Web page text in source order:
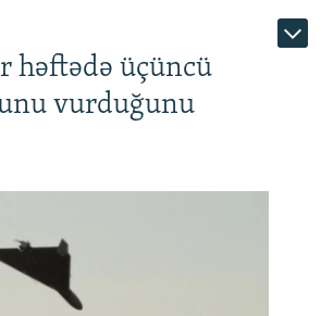
həftədə üçüncü
vurduğunu